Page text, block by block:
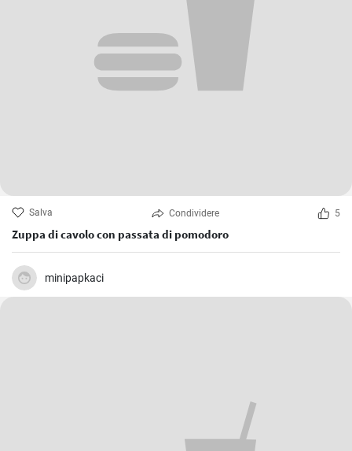
Salva Condividere 5
Zuppa di cavolo con passata di pomodoro
minipapkaci